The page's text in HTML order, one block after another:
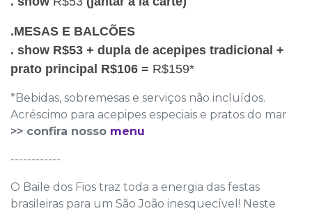
.MESAS E BALCÕES
. show R$53 + dupla de acepipes tradicional +
prato principal R$106 = R$159*
*Bebidas, sobremesas e serviços não incluídos.
Acréscimo para acepipes especiais e pratos do mar
>> confira nosso menu
------------
O Baile dos Fios traz toda a energia das festas
brasileiras para um São João inesquecível! Neste